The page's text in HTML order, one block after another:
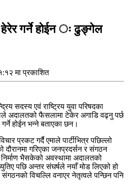
हेरेर गर्ने होईन ः ढुङ्गेल
मा प्रकाशित
सदस्य एवं राष्ट्रिय युवा परिषदका
अदालतको फैसलामा टेकेर अगाडि वढ्नु पर्छ
होईन भन्ने बताएका छन।
प्रकट गर्दै एमाले पार्टीभित्र पछिल्लो
गरिएका जनप्रदर्सन र संगठन
निर्माण भैसकेको अवस्थामा अदालतको
पछि अन्तर संघर्षले नयाँ मोड लिएको हो
संगठनको विचल्लि वनाएर नेतृत्वले पन्छिन पनि